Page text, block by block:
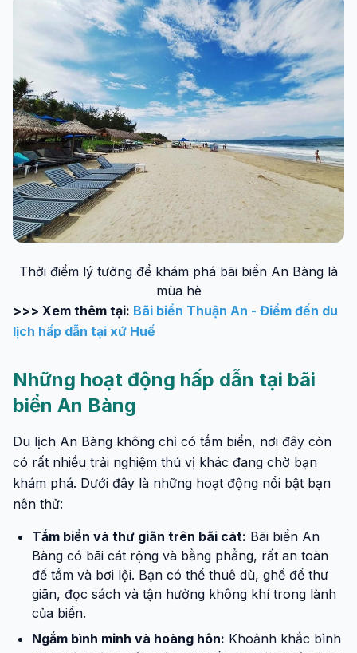
Thời điểm lý tưởng để khám phá bãi biển An Bàng là
mùa hè
>>> Xem thêm tại: Bãi biển Thuận An - Điểm đến du
lịch hấp dẫn tại xứ Huế
Những hoạt động hấp dẫn tại bãi
biển An Bàng
Du lịch An Bàng không chỉ có tắm biển, nơi đây còn
có rất nhiều trải nghiệm thú vị khác đang chờ bạn
khám phá. Dưới đây là những hoạt động nổi bật bạn
nên thử:
Tắm biển và thư giãn trên bãi cát: Bãi biển An
Bàng có bãi cát rộng và bằng phẳng, rất an toàn
để tắm và bơi lội. Bạn có thể thuê dù, ghế để thư
giãn, đọc sách và tận hưởng không khí trong lành
của biển.
Ngắm bình minh và hoàng hôn: Khoảnh khắc bình